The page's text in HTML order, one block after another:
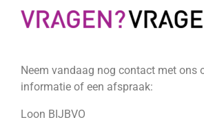
Neem vandaag nog contact met ons
informatie of een afspraak:
Loon BIJBVO